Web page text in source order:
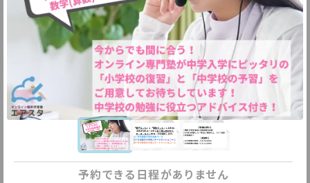
予約できる日程がありません